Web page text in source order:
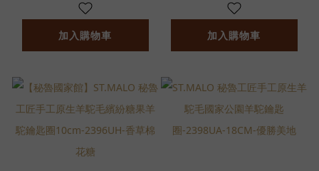
2396UH-汽水雷根糖
加入購物車
2396UH-莓果棒棒糖
加入購物車